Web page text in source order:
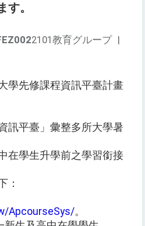
す。
2101教育グループ |
學先修課程資訊平臺計畫
訊平臺」彙整多所大學暑
在學生升學前之學習銜接
：
ApcourseSys/。